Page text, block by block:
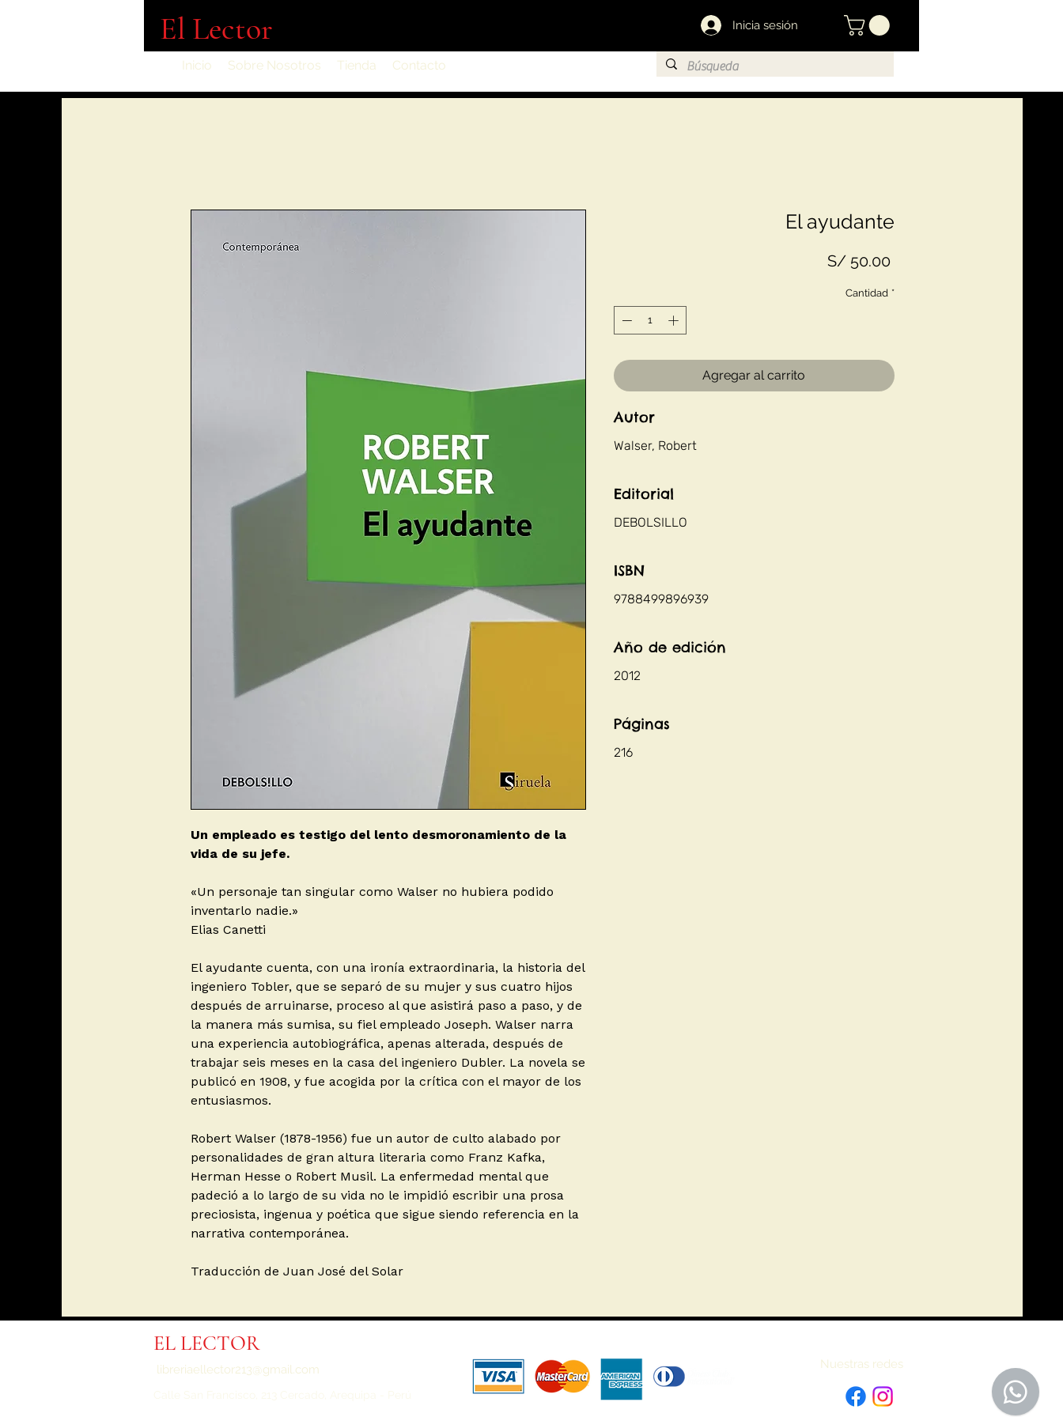
El Lector Inicia sesión
Inicio Sobre Nosotros Tienda Contacto
Un empleado es testigo del lento desmoronamiento de la
vida de su jefe.
«Un personaje tan singular como Walser no hubiera podido
inventarlo nadie.»
Elias Canetti
El ayudante cuenta, con una ironía extraordinaria, la historia del
ingeniero Tobler, que se separó de su mujer y sus cuatro hijos
después de arruinarse, proceso al que asistirá paso a paso, y de
la manera más sumisa, su fiel empleado Joseph. Walser narra
una experiencia autobiográfica, apenas alterada, después de
trabajar seis meses en la casa del ingeniero Dubler. La novela se
publicó en 1908, y fue acogida por la crítica con el mayor de los
entusiasmos.
Robert Walser (1878-1956) fue un autor de culto alabado por
personalidades de gran altura literaria como Franz Kafka,
Herman Hesse o Robert Musil. La enfermedad mental que
padeció a lo largo de su vida no le impidió escribir una prosa
preciosista, ingenua y poética que sigue siendo referencia en la
narrativa contemporánea.
Traducción de Juan José del Solar
El ayudante
S/ 50.00Precio
Cantidad *
Agregar al carrito
Autor
Walser, Robert
Editorial
DEBOLSILLO
ISBN
9788499896939
Año de edición
2012
Páginas
216
EL LECTOR
libreriaellector213@gmail.com Nuestras redes